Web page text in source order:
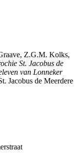
Z.G.M. Kolks,
St. Jacobus de
van Lonneker
Jacobus de Meerdere